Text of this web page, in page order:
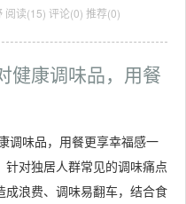
阅读(15) 评论(0) 推荐(0)
健康调味品，用餐
调味品，用餐更享幸福感一
对独居人群常见的调味痛点
浪费、调味易翻车，结合食